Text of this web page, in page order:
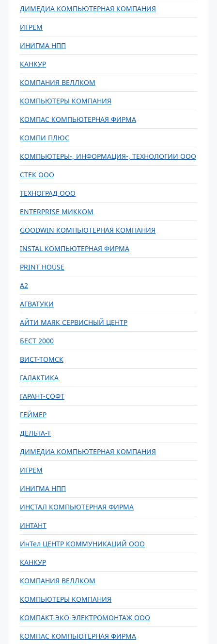
ДИМЕДИА КОМПЬЮТЕРНАЯ КОМПАНИЯ
ИГРЕМ
ИНИГМА НПП
КАНКУР
КОМПАНИЯ ВЕЛЛКОМ
КОМПЬЮТЕРЫ КОМПАНИЯ
КОМПАС КОМПЬЮТЕРНАЯ ФИРМА
КОМПИ ПЛЮС
КОМПЬЮТЕРЫ-, ИНФОРМАЦИЯ-, ТЕХНОЛОГИИ ООО
СТЕК ООО
ТЕХНОГРАД ООО
ENTERPRISE МИККОМ
GOODWIN КОМПЬЮТЕРНАЯ КОМПАНИЯ
INSTAL КОМПЬЮТЕРНАЯ ФИРМА
PRINT HOUSE
А2
АГВАТУКИ
АЙТИ МАЯК СЕРВИСНЫЙ ЦЕНТР
БЕСТ 2000
ВИСТ-ТОМСК
ГАЛАКТИКА
ГАРАНТ-СОФТ
ГЕЙМЕР
ДЕЛЬТА-Т
ДИМЕДИА КОМПЬЮТЕРНАЯ КОМПАНИЯ
ИГРЕМ
ИНИГМА НПП
ИНСТАЛ КОМПЬЮТЕРНАЯ ФИРМА
ИНТАНТ
ИнТел ЦЕНТР КОММУНИКАЦИЙ ООО
КАНКУР
КОМПАНИЯ ВЕЛЛКОМ
КОМПЬЮТЕРЫ КОМПАНИЯ
КОМПАКТ-ЭКО-ЭЛЕКТРОМОНТАЖ ООО
КОМПАС КОМПЬЮТЕРНАЯ ФИРМА